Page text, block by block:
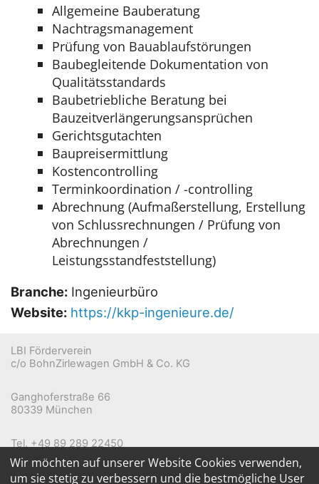
Allgemeine Bauberatung
Nachtragsmanagement
Prüfung von Bauablaufstörungen
Baubegleitende Dokumentation von
Qualitätsstandards
Baubetriebliche Beratung bei
Bauzeitverlängerungsansprüchen
Gerichtsgutachten
Baupreisermittlung
Kostencontrolling
Terminkoordination / -controlling
Abrechnung (Aufmaßerstellung, Erstellung
von Schlussrechnungen / Prüfung von
Abrechnungen /
Leistungsstandfeststellung)
Branche: Ingenieurbüro
Website: https://kkp-ingenieure.de/
LBI Förderverein
c/o BohnZirlewagen GmbH & Co. KG
Ganghoferstraße 66
80339 München
Tel. +49 89 289 22450
Mobil +49 177 1815527
E-Mail:info@lbiev.de
Wir möchten auf unserer Website Cookies verwenden,
um sie stetig zu verbessern und die bestmögliche User